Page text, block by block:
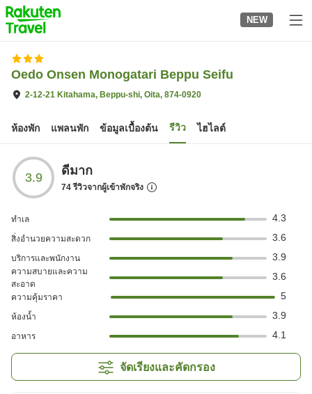
to
top
page
NEW
Oedo Onsen Monogatari Beppu Seifu
2-12-21 Kitahama, Beppu-shi, Oita, 874-0920
ห้องพัก แพลนพัก ข้อมูลเบื้องต้น รีวิว ไฮไลต์
3.9 ดีมาก
74รีวิวจากผู้เข้าพักจริง
ทำเล 4.3
สิ่งอำนวยความสะดวก 3.6
บริการและพนักงาน 3.9
ความสบายและความ
สะอาด
3.6
ความคุ้มราคา 5
ห้องน้ำ 3.9
อาหาร 4.1
จัดเรียงและคัดกรอง